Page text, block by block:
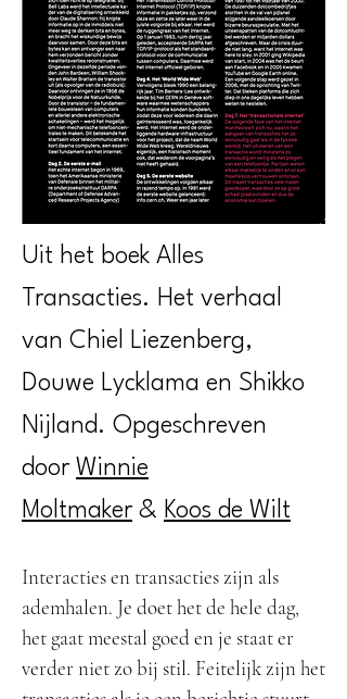
Uit het boek Alles
Transacties. Het verhaal
van Chiel Liezenberg,
Douwe Lycklama en Shikko
Nijland. Opgeschreven
door Winnie
Moltmaker& Koos de Wilt
Interacties en transacties zijn als
ademhalen. Je doet het de hele dag,
het gaat meestal goed en je staat er
verder niet zo bij stil. Feitelijk zijn het